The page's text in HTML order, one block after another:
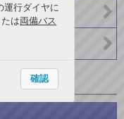
運行ダイヤに
たは両備バス
確認